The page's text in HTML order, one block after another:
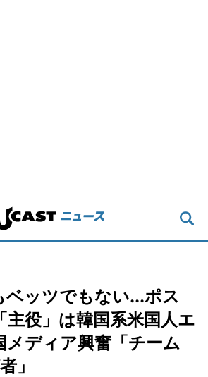
ベッツでもない...ポス
主役」は韓国系米国人エ
ディア興奮「チーム
」